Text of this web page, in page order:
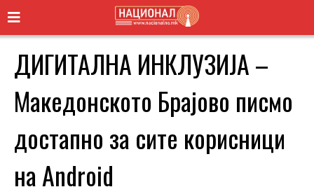
ДИГИТАЛНА ИНКЛУЗИЈА –
Македонското Брајово писмо
достапно за сите корисници
на Android